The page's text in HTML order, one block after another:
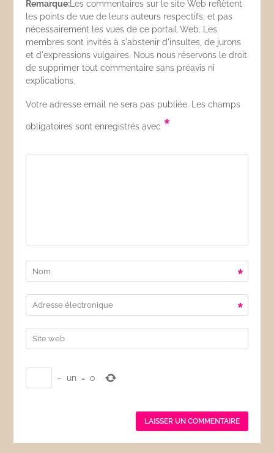
Remarque: Les commentaires sur le site Web reflètent
les points de vue de leurs auteurs respectifs, et pas
nécessairement les vues de ce portail Web. Les
membres sont invités à s'abstenir d'insultes, de jurons
et d'expressions vulgaires. Nous nous réservons le droit
de supprimer tout commentaire sans préavis ni
explications.
Votre adresse email ne sera pas publiée. Les champs
obligatoires sont enregistrés avec *
*
*
− un = 0